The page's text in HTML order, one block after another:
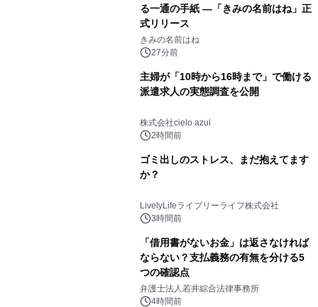
る一通の手紙 ―「きみの名前はね」正
式リリース
きみの名前はね
27分前
主婦が「10時から16時まで」で働ける
派遣求人の実態調査を公開
株式会社cielo azul
2時間前
ゴミ出しのストレス、まだ抱えてます
か？
LivelyLifeライブリーライフ株式会社
3時間前
「借用書がないお金」は返さなければ
ならない？支払義務の有無を分ける5
つの確認点
弁護士法人若井綜合法律事務所
4時間前